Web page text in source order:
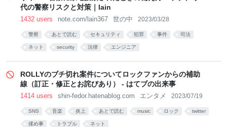
代の警察リスクと対策｜lain
1432 users note.com/lain367 世の中 2023/03/28
警察 あとで読む セキュリティ 犯罪 事件 司法
ネット security 法律 エンジニア
ROLLYのブチ切れ案件についてロックファンからの補助
線（訂正・修正とお詫びあり） - はてブの出来事
1414 users shin-fedor.hatenablog.com エンタメ 2023/07/19
SNS 音楽 炎上 あとで読む music ロック twitter
揉め事 トラブル ネット